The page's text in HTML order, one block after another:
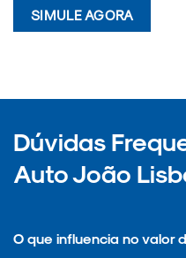
SIMULE AGORA
Dúvidas
Auto João
O que influencia no valor